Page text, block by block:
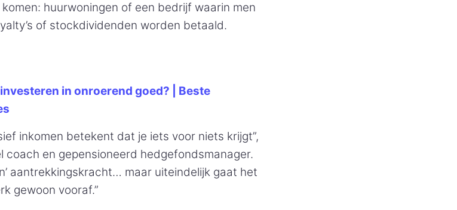
huurwoningen of een bedrijf waarin men
of stockdividenden worden betaald.
in onroerend goed? | Beste
inkomen betekent dat je iets voor niets krijgt”,
coach en gepensioneerd hedgefondsmanager.
aantrekkingskracht… maar uiteindelijk gaat het
gewoon vooraf.”